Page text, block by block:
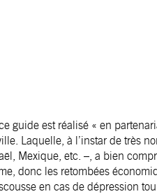
guide est réalisé « en
Laquelle, à l’instar de très
Mexique, etc. –, a bien
donc les retombées
en cas de dépression